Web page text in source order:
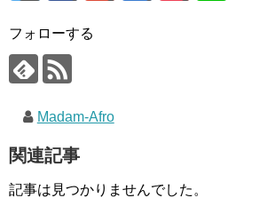
フォローする
Madam-Afro
関連記事
記事は見つかりませんでした。